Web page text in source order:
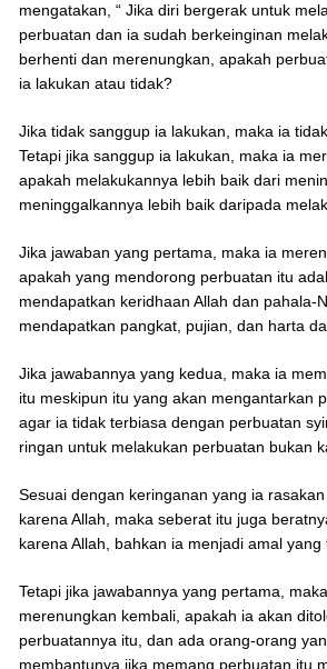
mengatakan, “ Jika diri bergerak untuk
perbuatan dan ia sudah berkeinginan
berhenti dan merenungkan, apakah
ia lakukan atau tidak?
Jika tidak sanggup ia lakukan, maka ia
Tetapi jika sanggup ia lakukan, maka ia
apakah melakukannya lebih baik dari
meninggalkannya lebih baik daripada
Jika jawaban yang pertama, maka ia
apakah yang mendorong perbuatan itu
mendapatkan keridhaan Allah dan pahala-
mendapatkan pangkat, pujian, dan harta
Jika jawabannya yang kedua, maka ia
itu meskipun itu yang akan mengantarkan
agar ia tidak terbiasa dengan perbuatan
ringan untuk melakukan perbuatan bukan
Sesuai dengan keringanan yang ia
karena Allah, maka seberat itu juga
karena Allah, bahkan ia menjadi amal
Tetapi jika jawabannya yang pertama,
merenungkan kembali, apakah ia akan
perbuatannya itu, dan ada orang-orang
membantunya jika memang perbuatan itu